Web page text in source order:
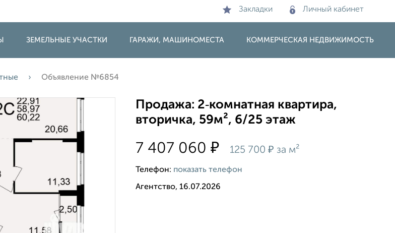
Закладки Личный кабинет
ЗЕМЕЛЬНЫЕ УЧАСТКИ ГАРАЖИ, МАШИНОМЕСТА КОММЕРЧЕСКАЯ НЕДВИЖИМОСТЬ
Объявление №6854
Продажа: 2‑комнатная квартира,
вторичка, 59м², 6/25 этаж
7 407 060₽ 125 700₽ за м²
Телефон: показать телефон
Агентство, 16.07.2026